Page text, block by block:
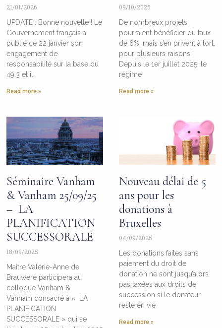
21/01/2026
UPDATE : Bonne nouvelle ! Le
Gouvernement français a
publié ce 22 janvier son
engagement de
responsabilité sur la base du
49.3 et il
Read more »
09/10/2025
De nombreux projets
pourraient bénéficier du taux
de 6%, mais s’en privent à tort,
pour plusieurs raisons !
Depuis le 1er juillet 2025, le
régime
Read more »
Séminaire Vanham
& Vanham 25/09/25
– LA
PLANIFICATION
SUCCESSORALE
18/09/2025
Maître Valérie-Anne de
Brauwere participera au
colloque Vanham &
Vanham consacré à « LA
PLANIFICATION
SUCCESSORALE » qui se
Nouveau délai de 5
ans pour les
donations à
Bruxelles
04/09/2025
Les donations faites sans
paiement du droit de
donation ne sont jusqu’alors
pas taxées aux droits de
succession si le donateur
reste en vie
Read more »